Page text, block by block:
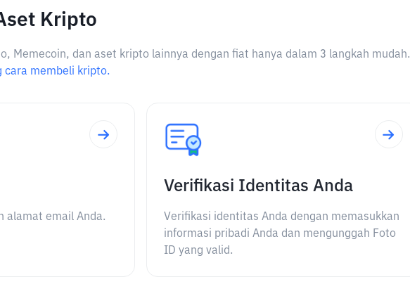
Kripto
Memecoin, dan aset kripto lainnya dengan fiat hanya dalam 3 langkah mudah.
cara membeli kripto.
alamat email Anda.
Verifikasi Identitas Anda
Verifikasi identitas Anda dengan memasukkan
informasi pribadi Anda dan mengunggah Foto
ID yang valid.